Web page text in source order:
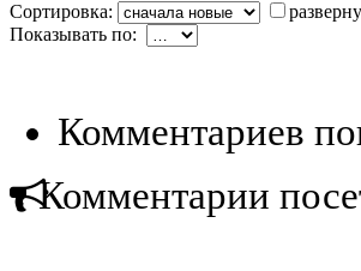
Сортировка:
Показывать по:
Комментариев
Комментарии